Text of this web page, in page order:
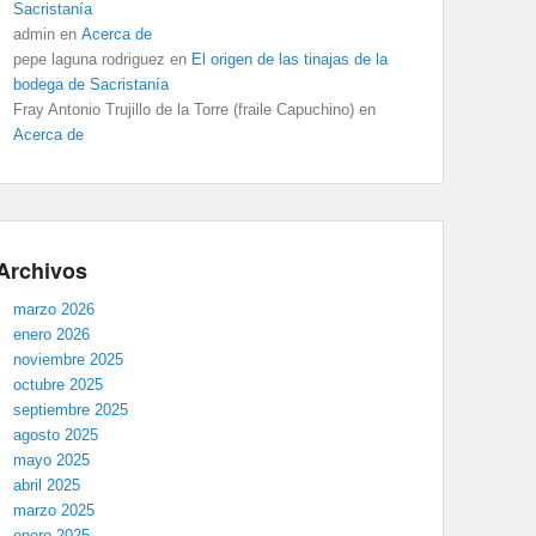
Sacristanía
admin en Acerca de
pepe laguna rodriguez en El origen de las tinajas de la
bodega de Sacristanía
Fray Antonio Trujillo de la Torre (fraile Capuchino) en
Acerca de
marzo 2026
enero 2026
noviembre 2025
octubre 2025
septiembre 2025
agosto 2025
mayo 2025
abril 2025
marzo 2025